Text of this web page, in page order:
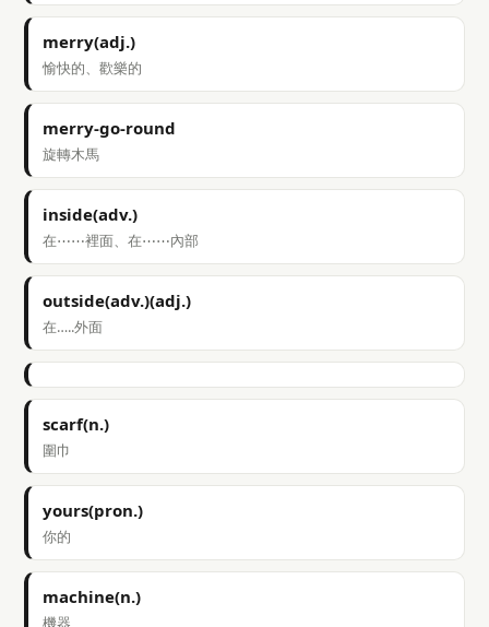
merry(adj.)
愉快的、歡樂的
merry-go-round
旋轉木馬
inside(adv.)
在⋯⋯裡面、在⋯⋯內部
outside(adv.)(adj.)
在…..外面
scarf(n.)
圍巾
yours(pron.)
你的
machine(n.)
機器